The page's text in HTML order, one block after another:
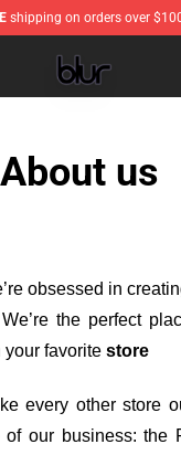
shipping on orders over
Blur Merchandise
About us
obsessed in
the perfect
your favorite store
every other store
our business: the